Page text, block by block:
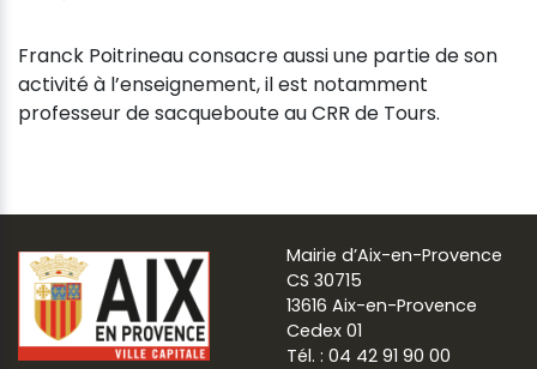
Franck Poitrineau consacre aussi une partie de son
activité à l’enseignement, il est notamment
professeur de sacqueboute au CRR de Tours.
Mairie d’Aix-en-Provence
CS 30715
13616 Aix-en-Provence
Cedex 01
Tél. : 04 42 91 90 00